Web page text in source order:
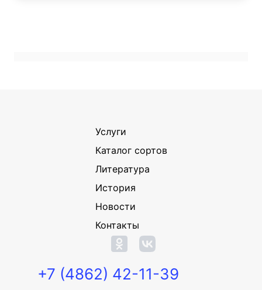
Услуги
Каталог сортов
Литература
История
Новости
Контакты
+7 (4862) 42-11-39